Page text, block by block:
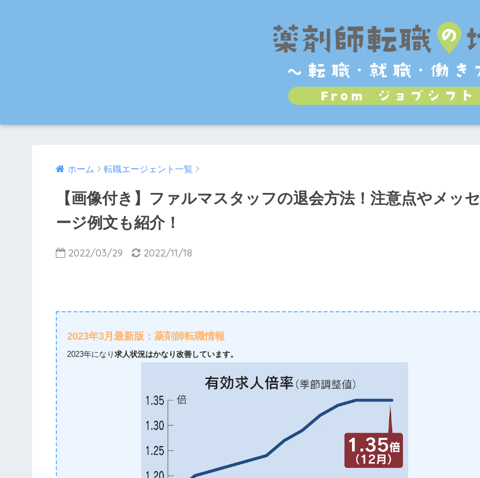
ホーム 転職エージェント一覧
【画像付き】ファルマスタッフの退会方法！注意点やメッセ
ージ例文も紹介！
2022/03/29 2022/11/18
2023年3月最新版：薬剤師転職情報
2023年になり 求人状況はかなり改善しています。